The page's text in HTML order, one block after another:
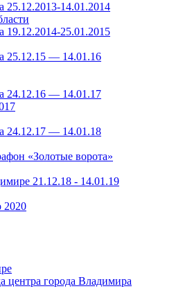
25.12.2013-14.01.2014
19.12.2014-25.01.2015
25.12.15 — 14.01.16
24.12.16 — 14.01.17
24.12.17 — 14.01.18
«Золотые ворота»
21.12.18 - 14.01.19
2020
центра города Владимира